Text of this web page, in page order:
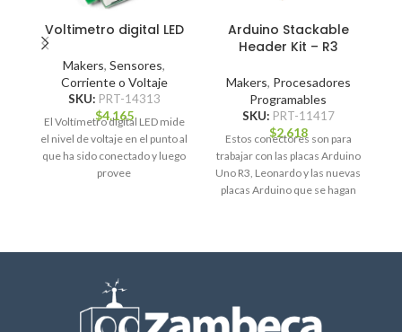
Voltimetro digital LED
Makers, Sensores,
Corriente o Voltaje
SKU: PRT-14313
$4.165
El Voltímetro digital LED mide
el nivel de voltaje en el punto al
que ha sido conectado y luego
provee
Arduino Stackable
Header Kit – R3
Makers, Procesadores
Programables
SKU: PRT-11417
$2.618
Estos conectores son para
trabajar con las placas Arduino
Uno R3, Leonardo y las nuevas
placas Arduino que se hagan